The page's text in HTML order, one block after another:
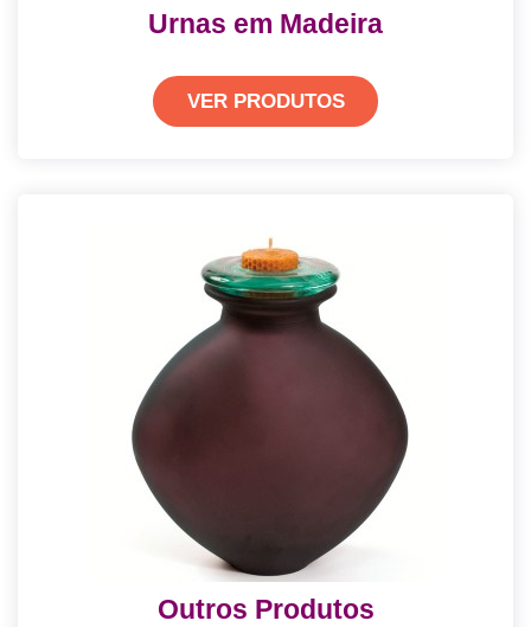
Urnas em Madeira
VER PRODUTOS
Outros Produtos